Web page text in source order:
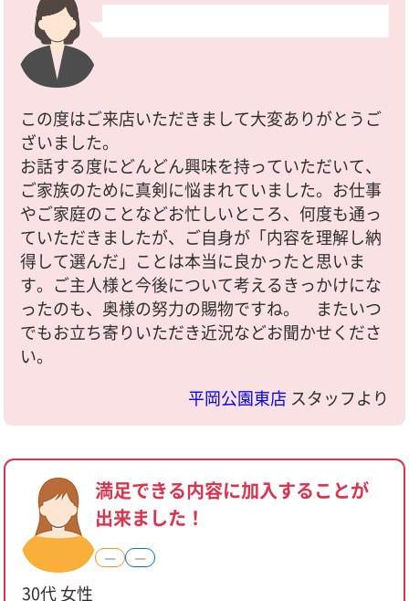
この度はご来店いただきまして大変ありがとうご
ざいました。
お話する度にどんどん興味を持っていただいて、
ご家族のために真剣に悩まれていました。お仕事
やご家庭のことなどお忙しいところ、何度も通っ
ていただきましたが、ご自身が「内容を理解し納
得して選んだ」ことは本当に良かったと思いま
す。ご主人様と今後について考えるきっかけにな
ったのも、奥様の努力の賜物ですね。 またいつ
でもお立ち寄りいただき近況などお聞かせくださ
い。
平岡公園東店 スタッフより
30代 女性
満足できる内容に加入することが
出来ました！
― ―